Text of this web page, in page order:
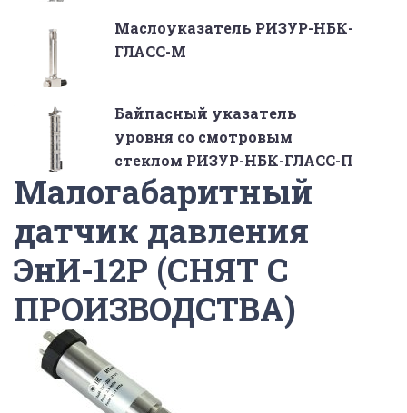
Маслоуказатель РИЗУР-НБК-
ГЛАСС-М
Байпасный указатель
уровня со смотровым
стеклом РИЗУР-НБК-ГЛАСС-П
Малогабаритный
датчик давления
ЭнИ-12P (СНЯТ С
ПРОИЗВОДСТВА)